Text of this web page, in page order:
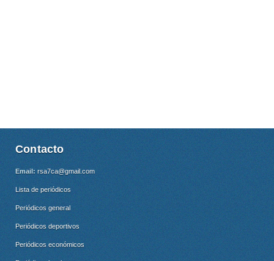
Contacto
Email: rsa7ca@gmail.com
Lista de periódicos
Periódicos general
Periódicos deportivos
Periódicos económicos